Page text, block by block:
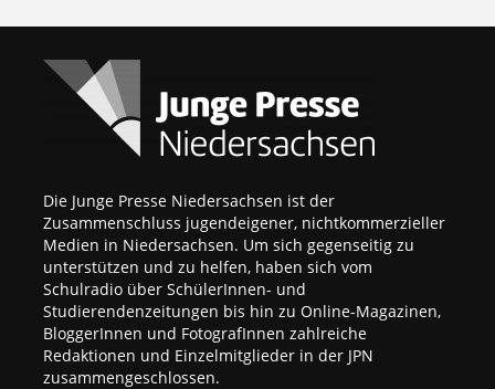
Die Junge Presse Niedersachsen ist der
Zusammenschluss jugendeigener, nichtkommerzieller
Medien in Niedersachsen. Um sich gegenseitig zu
unterstützen und zu helfen, haben sich vom
Schulradio über SchülerInnen- und
Studierendenzeitungen bis hin zu Online-Magazinen,
BloggerInnen und FotografInnen zahlreiche
Redaktionen und Einzelmitglieder in der JPN
zusammengeschlossen.